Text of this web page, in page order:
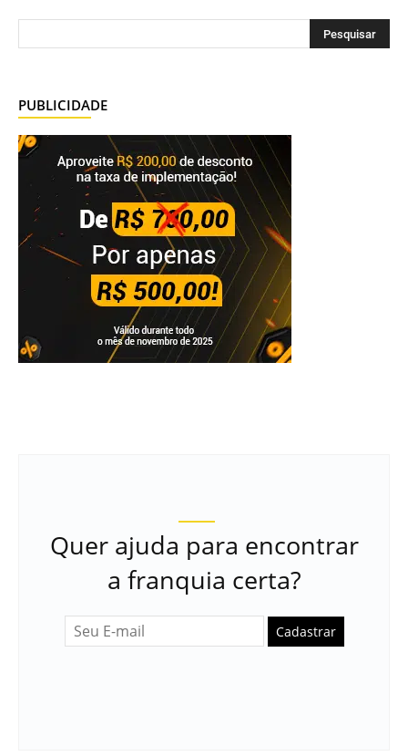
PUBLICIDADE
Quer ajuda para encontrar
a franquia certa?
Cadastrar